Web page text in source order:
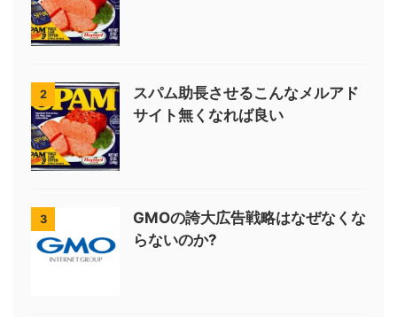
2
スパム助長させるこんなメルアド
サイト無くなれば良い
3
GMOの誇大広告戦略はなぜなくな
らないのか?